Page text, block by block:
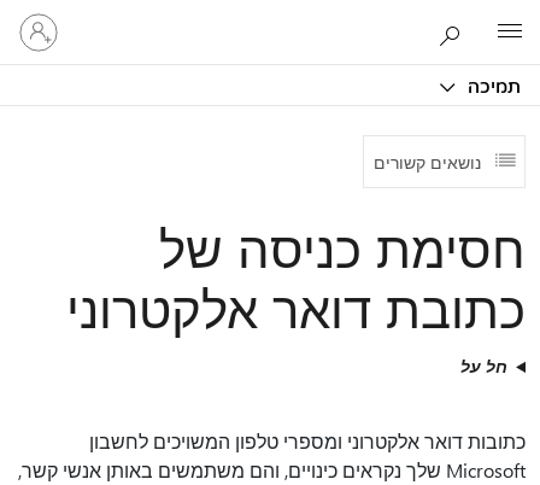
תמיכה
היכנס
לחשבון
שלך
נושאים קשורים
חסימת כניסה של
כתובת דואר אלקטרוני
חל על
כתובות דואר אלקטרוני ומספרי טלפון המשויכים לחשבון
Microsoft שלך נקראים כינויים, והם משתמשים באותן אנשי קשר,